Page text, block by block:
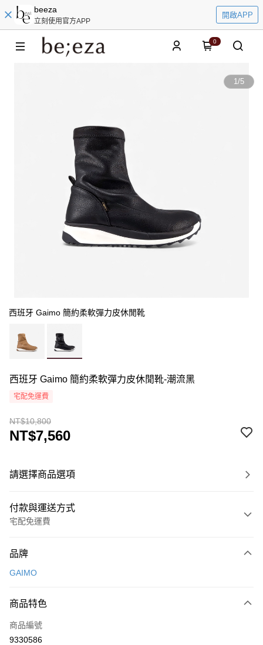
beeza
立刻使用官方APP
開啟APP
0
1/5
西班牙 Gaimo 簡約柔軟彈力皮休閒靴
西班牙 Gaimo 簡約柔軟彈力皮休閒靴-潮流黑
宅配免運費
NT$10,800
NT$7,560
請選擇商品選項
付款與運送方式
宅配免運費
信用卡一次付款
Apple Pay
街口支付
品牌
GAIMO
商品特色
商品編號
9330586